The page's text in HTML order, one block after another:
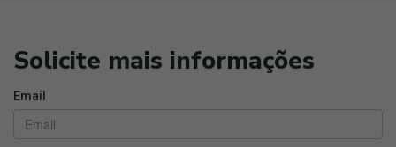
Solicite mais informações
Email